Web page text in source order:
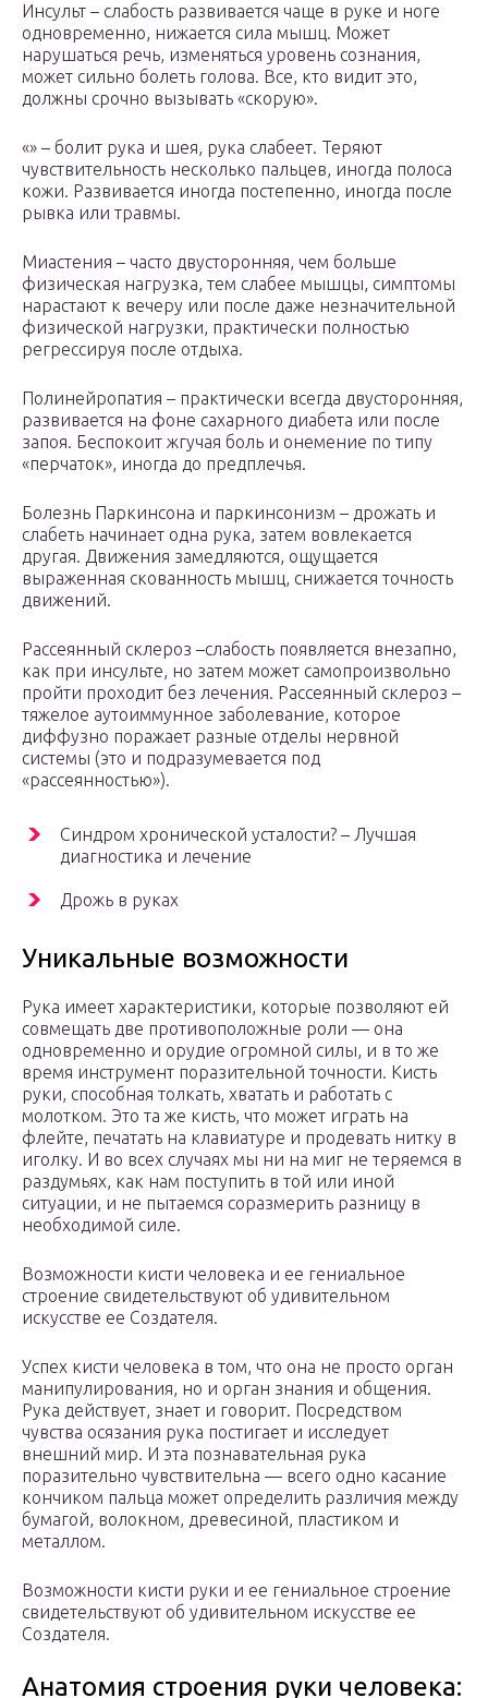
Инсульт – слабость развивается чаще в руке и ноге
одновременно, нижается сила мышц. Может
нарушаться речь, изменяться уровень сознания,
может сильно болеть голова. Все, кто видит это,
должны срочно вызывать «скорую».
«» – болит рука и шея, рука слабеет. Теряют
чувствительность несколько пальцев, иногда полоса
кожи. Развивается иногда постепенно, иногда после
рывка или травмы.
Миастения – часто двусторонняя, чем больше
физическая нагрузка, тем слабее мышцы, симптомы
нарастают к вечеру или после даже незначительной
физической нагрузки, практически полностью
регрессируя после отдыха.
Полинейропатия – практически всегда двусторонняя,
развивается на фоне сахарного диабета или после
запоя. Беспокоит жгучая боль и онемение по типу
«перчаток», иногда до предплечья.
Болезнь Паркинсона и паркинсонизм – дрожать и
слабеть начинает одна рука, затем вовлекается
другая. Движения замедляются, ощущается
выраженная скованность мышц, снижается точность
движений.
Рассеянный склероз –слабость появляется внезапно,
как при инсульте, но затем может самопроизвольно
пройти проходит без лечения. Рассеянный склероз –
тяжелое аутоиммунное заболевание, которое
диффузно поражает разные отделы нервной
системы (это и подразумевается под
«рассеянностью»).
Синдром хронической усталости? – Лучшая
диагностика и лечение
Дрожь в руках
Уникальные возможности
Рука имеет характеристики, которые позволяют ей
совмещать две противоположные роли — она
одновременно и орудие огромной силы, и в то же
время инструмент поразительной точности. Кисть
руки, способная толкать, хватать и работать с
молотком. Это та же кисть, что может играть на
флейте, печатать на клавиатуре и продевать нитку в
иголку. И во всех случаях мы ни на миг не теряемся в
раздумьях, как нам поступить в той или иной
ситуации, и не пытаемся соразмерить разницу в
необходимой силе.
Возможности кисти человека и ее гениальное
строение свидетельствуют об удивительном
искусстве ее Создателя.
Успех кисти человека в том, что она не просто орган
манипулирования, но и орган знания и общения.
Рука действует, знает и говорит. Посредством
чувства осязания рука постигает и исследует
внешний мир. И эта познавательная рука
поразительно чувствительна — всего одно касание
кончиком пальца может определить различия между
бумагой, волокном, древесиной, пластиком и
металлом.
Возможности кисти руки и ее гениальное строение
свидетельствуют об удивительном искусстве ее
Создателя.
Анатомия строения руки человека: